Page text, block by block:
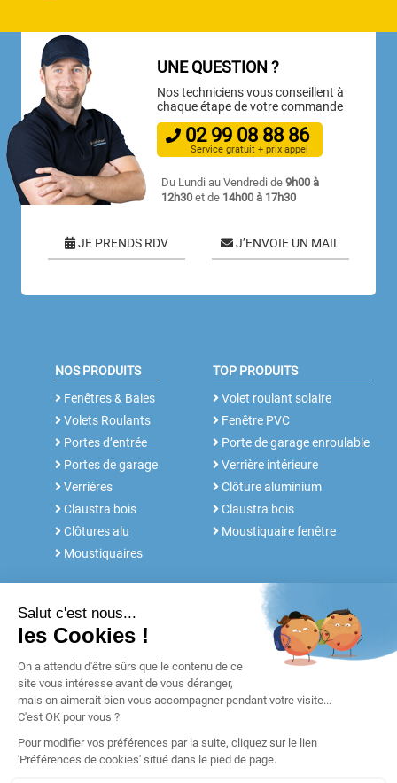
UNE QUESTION ?
Nos techniciens vous conseillent à
chaque étape de votre commande
02 99 08 88 86
Service gratuit + prix appel
Du Lundi au Vendredi de9h00 à
12h30 et de 14h00 à 17h30
JE PRENDS RDV J’ENVOIE UN MAIL
NOS PRODUITS
Fenêtres & Baies
Volets Roulants
Portes d’entrée
Portes de garage
Verrières
Claustra bois
Clôtures alu
Moustiquaires
TOP PRODUITS
Volet roulant solaire
Fenêtre PVC
Porte de garage enroulable
Verrière intérieure
Clôture aluminium
Claustra bois
Moustiquaire fenêtre
NOS SERVICES
Rdv conseil
Notices et Tutos
Réalisations
Blog
Retours & SAV
Garanties
FABRICANT DEPUIS 30 ANS
Notre histoire
POUR LES
PROFESSIONNELS